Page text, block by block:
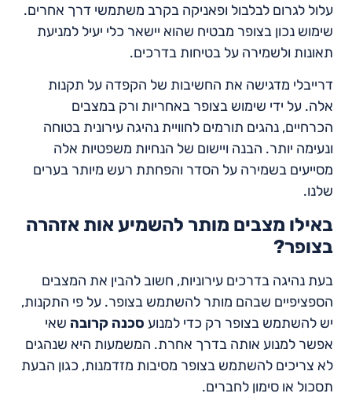
עלול לגרום לבלבול ופאניקה בקרב משתמשי דרך אחרים.
שימוש נכון בצופר מבטיח שהוא יישאר כלי יעיל למניעת
תאונות ולשמירה על בטיחות בדרכים.
דרייבלי מדגישה את החשיבות של הקפדה על תקנות
אלה. על ידי שימוש בצופר באחריות ורק במצבים
הכרחיים, נהגים תורמים לחוויית נהיגה עירונית בטוחה
ונעימה יותר. הבנה ויישום של הנחיות משפטיות אלה
מסייעים בשמירה על הסדר והפחתת רעש מיותר בערים
שלנו.
באילו מצבים מותר להשמיע אות אזהרה
בצופר?
בעת נהיגה בדרכים עירוניות, חשוב להבין את המצבים
הספציפיים שבהם מותר להשתמש בצופר. על פי התקנות,
יש להשתמש בצופר רק כדי למנוע סכנה קרובה שאי
אפשר למנוע אותה בדרך אחרת. המשמעות היא שנהגים
לא צריכים להשתמש בצופר מסיבות מזדמנות, כגון הבעת
תסכול או סימון לחברים.